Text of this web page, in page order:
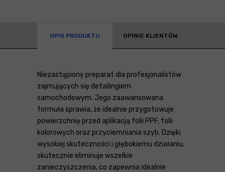
OPIS PRODUKTU OPINIE KLIENTÓW
Niezastąpiony preparat dla profesjonalistów
zajmujących się detailingiem
samochodowym. Jego zaawansowana
formuła sprawia, że idealnie przygotowuje
powierzchnię przed aplikacją folii PPF, folii
kolorowych oraz przyciemniania szyb. Dzięki
wysokiej skuteczności i głębokiemu działaniu,
skutecznie eliminuje wszelkie
zanieczyszczenia, co zapewnia idealnie